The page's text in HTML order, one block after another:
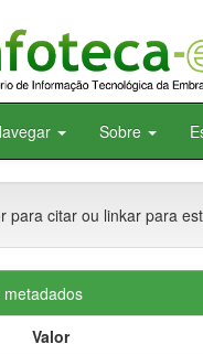
Sobre
para citar ou linkar para
Valor